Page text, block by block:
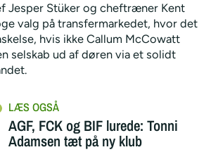
Jesper Stüker og cheftræner Kent
valg på transfermarkedet, hvor det
hvis ikke Callum McCowatt
selskab ud af døren via et solidt
AGF, FCK og BIF lurede: Tonni
Adamsen tæt på ny klub